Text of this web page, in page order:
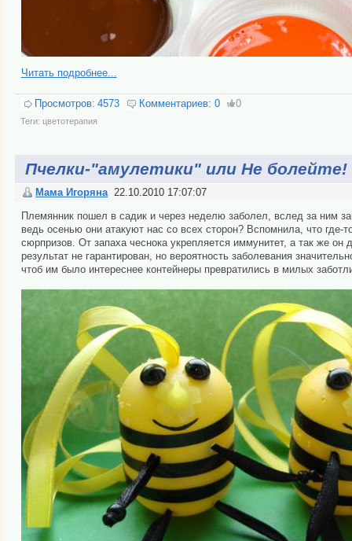
Читать подробнее...
Просмотров: 4573 Комментариев: 0 0
Теги: цветотерапия
Пчелки-"амулетики" или Не болейте!
Мама Игоряна 22.10.2010 17:07:07
Племянник пошел в садик и через неделю заболел, вслед за ним
ведь осенью они атакуют нас со всех сторон? Вспомнила, что где-
сюрпризов. От запаха чеснока укрепляется иммунитет, а так же
результат не гарантирован, но вероятность заболевания
чтоб им было интереснее контейнеры превратились в милых